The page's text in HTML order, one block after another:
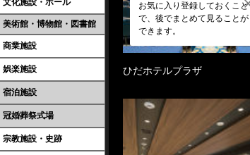
美術館・博物館・図書館
商業施設
娯楽施設
宿泊施設
冠婚葬祭式場
宗教施設・史跡
お気に入り登録しておくこと
で、後でまとめて見ることが
できます。
ひだホテルプラザ